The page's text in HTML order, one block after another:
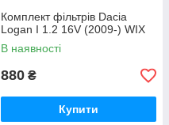
Комплект фільтрів Dacia
Logan I 1.2 16V (2009-) WIX
В наявності
880 ₴
Купити